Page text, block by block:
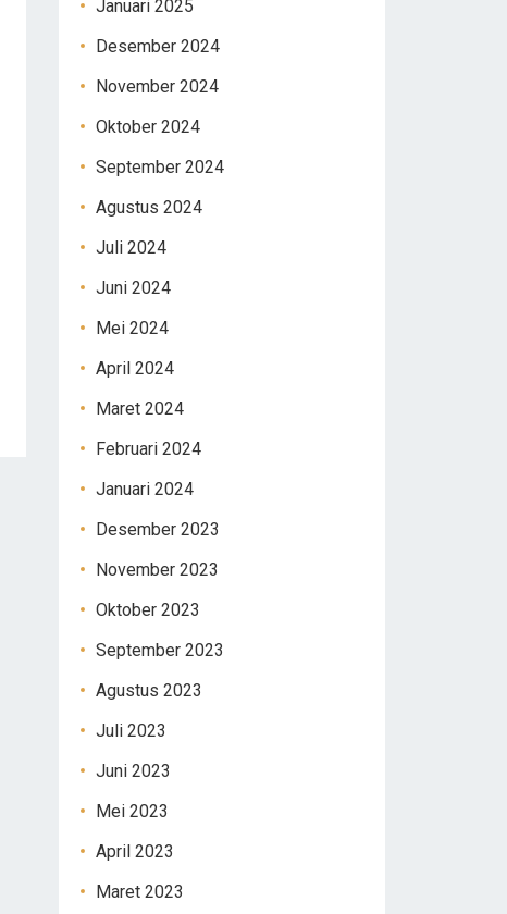
Januari 2025
Desember 2024
November 2024
Oktober 2024
September 2024
Agustus 2024
Juli 2024
Juni 2024
Mei 2024
April 2024
Maret 2024
Februari 2024
Januari 2024
Desember 2023
November 2023
Oktober 2023
September 2023
Agustus 2023
Juli 2023
Juni 2023
Mei 2023
April 2023
Maret 2023